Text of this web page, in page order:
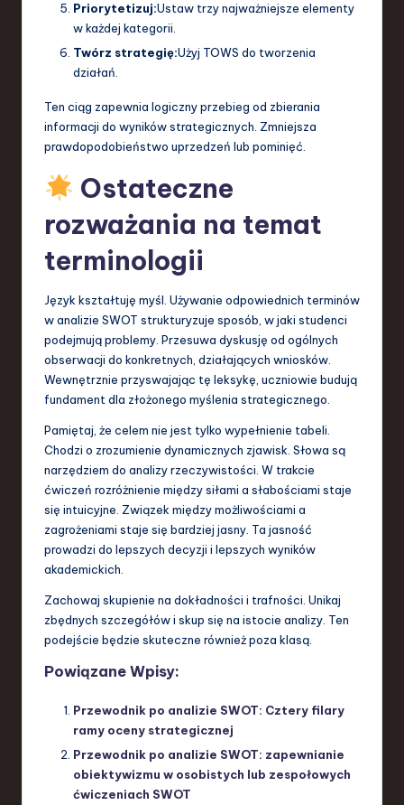
Priorytetizuj:Ustaw trzy najważniejsze elementy
w każdej kategorii.
Twórz strategię:Użyj TOWS do tworzenia
działań.
Ten ciąg zapewnia logiczny przebieg od zbierania
informacji do wyników strategicznych. Zmniejsza
prawdopodobieństwo uprzedzeń lub pominięć.
Ostateczne
rozważania na temat
terminologii
Język kształtuję myśl. Używanie odpowiednich terminów
w analizie SWOT strukturyzuje sposób, w jaki studenci
podejmują problemy. Przesuwa dyskusję od ogólnych
obserwacji do konkretnych, działających wniosków.
Wewnętrznie przyswajając tę leksykę, uczniowie budują
fundament dla złożonego myślenia strategicznego.
Pamiętaj, że celem nie jest tylko wypełnienie tabeli.
Chodzi o zrozumienie dynamicznych zjawisk. Słowa są
narzędziem do analizy rzeczywistości. W trakcie
ćwiczeń rozróżnienie między siłami a słabościami staje
się intuicyjne. Związek między możliwościami a
zagrożeniami staje się bardziej jasny. Ta jasność
prowadzi do lepszych decyzji i lepszych wyników
akademickich.
Zachowaj skupienie na dokładności i trafności. Unikaj
zbędnych szczegółów i skup się na istocie analizy. Ten
podejście będzie skuteczne również poza klasą.
Powiązane Wpisy:
Przewodnik po analizie SWOT: Cztery filary
ramy oceny strategicznej
Przewodnik po analizie SWOT: zapewnianie
obiektywizmu w osobistych lub zespołowych
ćwiczeniach SWOT